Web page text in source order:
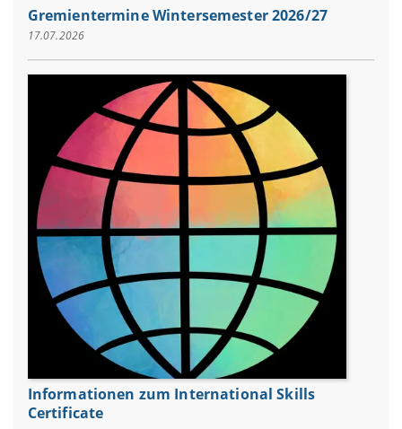
Gremientermine Wintersemester 2026/27
17.07.2026
Informationen zum International Skills
Certificate